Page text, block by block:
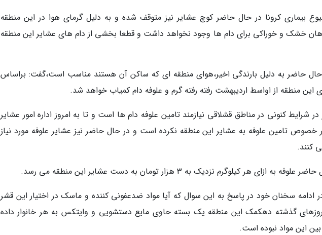
بیماری کرونا در حال حاضر کوچ عشایر نیز متوقف شده و به دلیل گرمای هوا در این منطقه
خشک و خوراکی برای دام ها وجود نخواهد داشت و قطعا بخشی از دام های عشایر این منطقه
حال حاضر به دلیل بارندگی اخیر،هوای منطقه ای که ساکن آن هستند مناسب است،گفت: براساس
منطقه از اواسط اردیبهشت رفته رفته گرم و علوفه دام کمیاب خواهد شد.
شرایط کنونی در مناطق قشلاقی نیازمند تامین علوفه دام ها است و تا به امروز اداره امور عشایر
تامین علوفه به عشایر این منطقه نکرده است و در حال حاضر نیز عشایر علوفه مورد نیاز
کنند.
کیلوگرم نزدیک به 3 هزار تومان به دست عشایر این منطقه می رسد.
ادامه سخنان خود در پاسخ به این سوال که آیا مواد ضدعفونی کننده و ماسک در اختیار این قشر
روزهای گذشته دهکمک این منطقه یک بسته حاوی مایع دستشویی و وایتکس به هر خانوار داده
این مواد نبوده است.